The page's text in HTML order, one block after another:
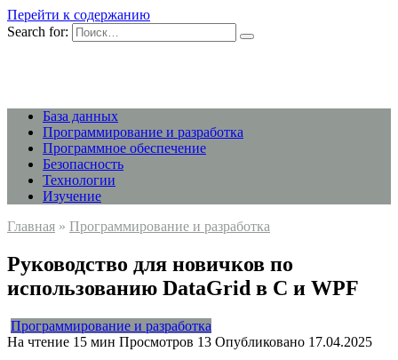
Перейти к содержанию
Search for:
База данных
Программирование и разработка
Программное обеспечение
Безопасность
Технологии
Изучение
Главная » Программирование и разработка
Руководство для новичков по
использованию DataGrid в C и WPF
Программирование и разработка
На чтение 15 мин Просмотров 13 Опубликовано 17.04.2025